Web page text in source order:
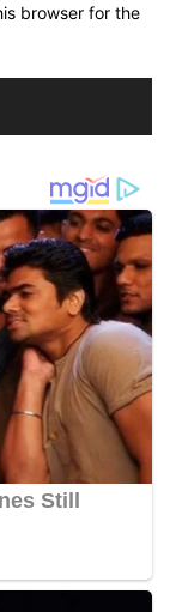
browser for the